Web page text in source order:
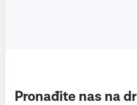
Pronađite nas na